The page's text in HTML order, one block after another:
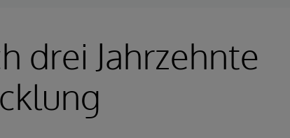
drei Jahrzehnte